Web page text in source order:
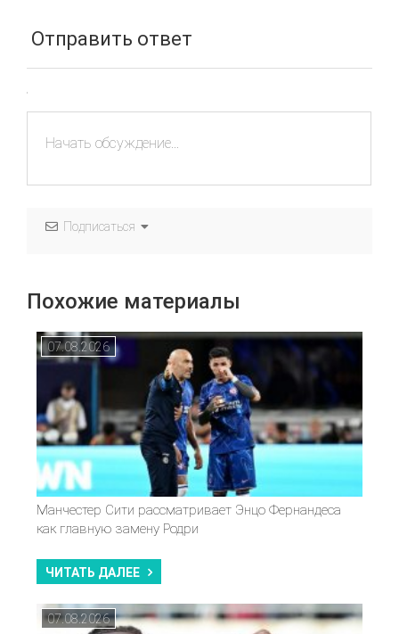
Отправить ответ
Подписаться
Похожие материалы
07.08.2026
Манчестер Сити рассматривает Энцо Фернандеса
как главную замену Родри
ЧИТАТЬ ДАЛЕЕ
07.08.2026